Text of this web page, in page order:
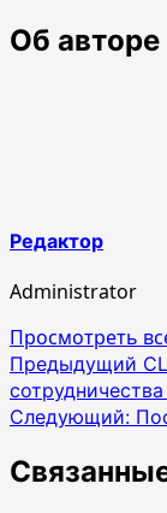
Об авторе
Редактор
Administrator
Просмотреть
Навигация
по
записям
Предыдущий
Следующий: